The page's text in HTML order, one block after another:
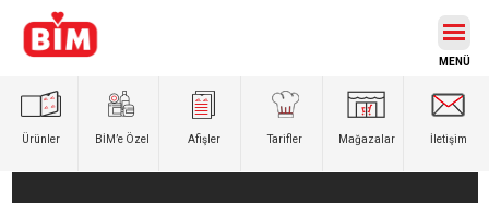
Ürünler BİM’e Özel Afişler Tarifler Mağazalar İletişim